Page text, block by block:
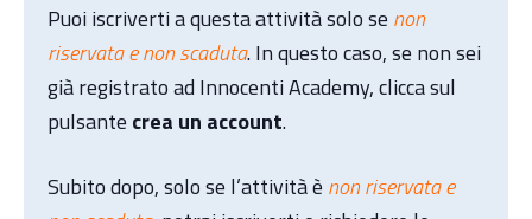
Puoi iscriverti a questa attività solo se non
riservata e non scaduta. In questo caso, se non sei
già registrato ad Innocenti Academy, clicca sul
pulsante crea un account.
Subito dopo, solo se l’attività è non riservata e